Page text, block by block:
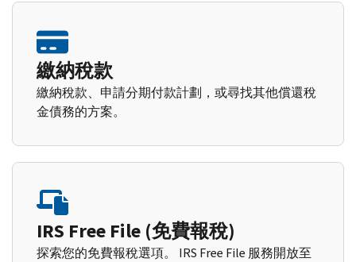
繳納稅款
繳納稅款、申請分期付款計劃，或尋找其他償還稅
金債務的方案。
IRS Free File (免費報稅)
探索您的免費報稅選項。 IRS Free File 服務開放至